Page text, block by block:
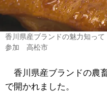
香川県産ブランドの魅力知っ
参加 高松市
香川県産ブランドの農
で開かれました。